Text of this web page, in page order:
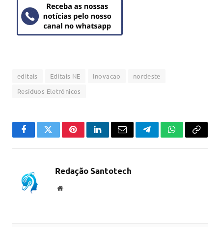
editais Editais NE Inovacao
nordeste
Resíduos Eletrônicos
FacebookTwitterPinterestLinkedInEmail TelegramWhatsApp
Copiar
Redação Santotech
Website